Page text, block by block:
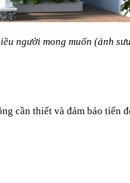
người mong muốn (ảnh
cần thiết và đảm bảo tiến